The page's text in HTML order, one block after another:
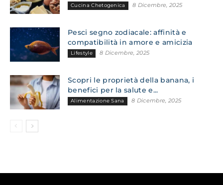
Cucina Chetogenica 8 Dicembre, 2025
Pesci segno zodiacale: affinità e
compatibilità in amore e amicizia
Lifestyle 8 Dicembre, 2025
Scopri le proprietà della banana, i
benefici per la salute e...
Alimentazione Sana 8 Dicembre, 2025